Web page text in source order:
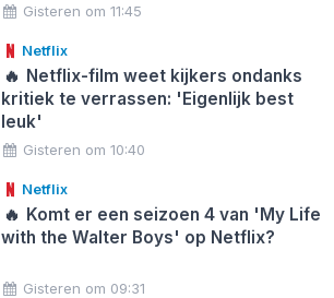
Gisteren om 11:45
Netflix
🔥 Netflix-film weet kijkers ondanks
kritiek te verrassen: 'Eigenlijk best
leuk'
Gisteren om 10:40
Netflix
🔥 Komt er een seizoen 4 van 'My Life
with the Walter Boys' op Netflix?
Gisteren om 09:31